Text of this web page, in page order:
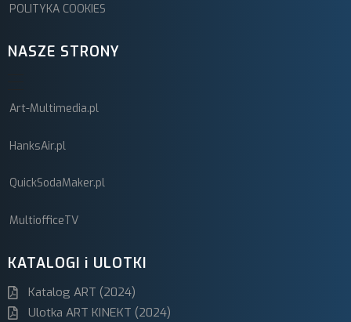
POLITYKA COOKIES
NASZE STRONY
Art-Multimedia.pl
HanksAir.pl
QuickSodaMaker.pl
MultiofficeTV
KATALOGI i ULOTKI
Katalog ART (2024)
Ulotka ART KINEKT (2024)